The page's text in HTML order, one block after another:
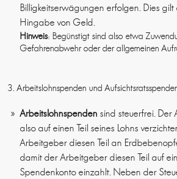
Billigkeitserwägungen erfolgen. Dies
Hingabe von Geld.
Hinweis: Begünstigt sind also etwa
Gefahrenabwehr oder der allgemeinen
3. Arbeitslohnspenden und
Arbeitslohnspenden sind steuerfrei. Der
also auf einen Teil seines Lohns
Arbeitgeber diesen Teil an
damit der Arbeitgeber diesen Teil auf
Spendenkonto einzahlt. Neben der